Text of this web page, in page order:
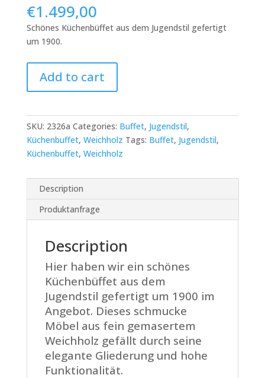
€1.499,00
Schönes Küchenbüffet aus dem Jugendstil gefertigt
um 1900.
Küchenbuffet
quantity
Add to cart
SKU: 2326a Categories: Buffet, Jugendstil,
Küchenbuffet, Weichholz Tags: Buffet, Jugendstil,
Küchenbuffet, Weichholz
Description
Produktanfrage
Description
Hier haben wir ein schönes
Küchenbüffet aus dem
Jugendstil gefertigt um 1900 im
Angebot. Dieses schmucke
Möbel aus fein gemasertem
Weichholz gefällt durch seine
elegante Gliederung und hohe
Funktionalität.